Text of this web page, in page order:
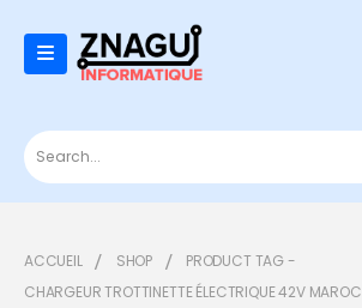
ACCUEIL SHOP
PRODUCT TAG -
CHARGEUR TROTTINETTE ÉLECTRIQUE 42V MAROC